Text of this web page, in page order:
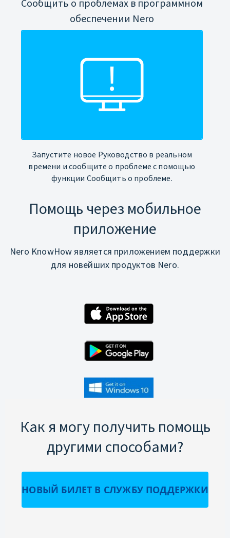
Сообщить о проблемах в программном
обеспечении Nero
Запустите новое Руководство в реальном
времени и сообщите о проблеме с помощью
функции Сообщить о проблеме.
Помощь через мобильное
приложение
Nero KnowHow является приложением поддержки
для новейших продуктов Nero.
Как я могу получить помощь
другими способами?
НОВЫЙ БИЛЕТ В СЛУЖБУ ПОДДЕРЖКИ